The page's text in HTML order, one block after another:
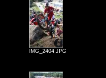
IMG_2404.JPG